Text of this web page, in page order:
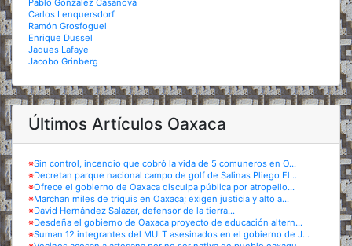
Pablo Gonzalez Casanova
Carlos Lenquersdorf
Ramón Grosfoguel
Enrique Dussel
Jaques Lafaye
Jacobo Grinberg
Últimos Artículos Oaxaca
※Sin control, incendio que cobró la vida de 5 comuneros en O...
※Decretan parque nacional campo de golf de Salinas Pliego El...
※Ofrece el gobierno de Oaxaca disculpa pública por atropello...
※Marchan miles de triquis en Oaxaca; exigen justicia y alto a...
※David Hernández Salazar, defensor de la tierra...
※Desdeña el gobierno de Oaxaca proyecto de educación altern...
※Suman 12 integrantes del MULT asesinados en el gobierno de J...